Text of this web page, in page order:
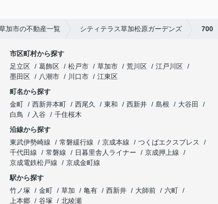
加市の不動産一覧 シティテラス草加松原ガーデンズ 700
市区町村から探す
足立区
葛飾区 松戸市 草加市 荒川区
江戸川区
墨田区
八潮市 川口市
江東区
町名から探す
金町
西新井本町 西尾久 東和 西新井 島根
大谷田
白鳥
入谷
千住桜木
沿線から探す
東武伊勢崎線
常磐緩行線 京成本線
つくばエクスプレス
千代田線
常磐線 日暮里舎人ライナー
京成押上線
京成電鉄松戸線
京成金町線
駅から探す
竹ノ塚
金町 草加 亀有 西新井 大師前
六町
上本郷
谷塚 北綾瀬